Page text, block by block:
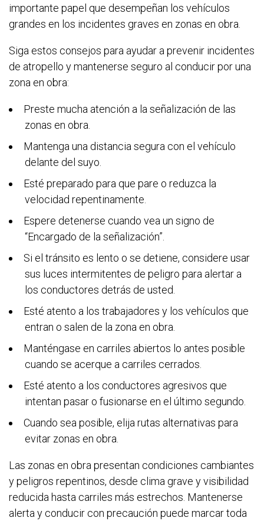
importante papel que desempeñan los vehículos
grandes en los incidentes graves en zonas en obra.
Siga estos consejos para ayudar a prevenir incidentes
de atropello y mantenerse seguro al conducir por una
zona en obra:
Preste mucha atención a la señalización de las
zonas en obra.
Mantenga una distancia segura con el vehículo
delante del suyo.
Esté preparado para que pare o reduzca la
velocidad repentinamente.
Espere detenerse cuando vea un signo de
“Encargado de la señalización”.
Si el tránsito es lento o se detiene, considere usar
sus luces intermitentes de peligro para alertar a
los conductores detrás de usted.
Esté atento a los trabajadores y los vehículos que
entran o salen de la zona en obra.
Manténgase en carriles abiertos lo antes posible
cuando se acerque a carriles cerrados.
Esté atento a los conductores agresivos que
intentan pasar o fusionarse en el último segundo.
Cuando sea posible, elija rutas alternativas para
evitar zonas en obra.
Las zonas en obra presentan condiciones cambiantes
y peligros repentinos, desde clima grave y visibilidad
reducida hasta carriles más estrechos. Mantenerse
alerta y conducir con precaución puede marcar toda